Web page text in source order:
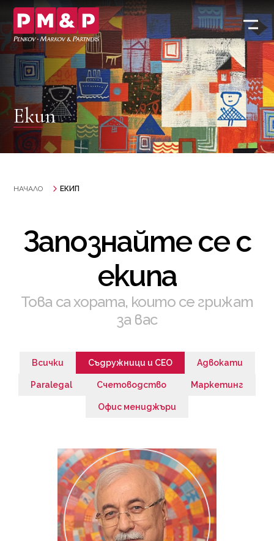
Екип
НАЧАЛО ЕКИП
Запознайте се с
екипа
Това са хората, които се грижат
за вас
Всички Съдружници и СЕО Адвокати
Paralegal Счетоводство Маркетинг
Офис мениджъри